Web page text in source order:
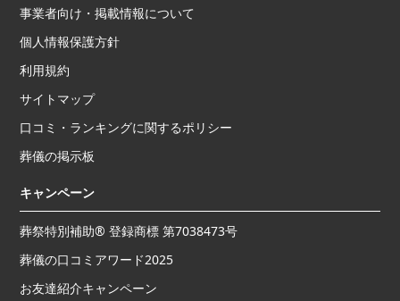
事業者向け・掲載情報について
個人情報保護方針
利用規約
サイトマップ
口コミ・ランキングに関するポリシー
葬儀の掲示板
キャンペーン
葬祭特別補助® 登録商標 第7038473号
葬儀の口コミアワード2025
お友達紹介キャンペーン